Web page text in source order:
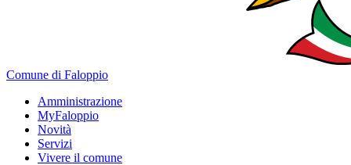
Comune di Faloppio
Amministrazione
MyFaloppio
Novità
Servizi
Vivere il comune